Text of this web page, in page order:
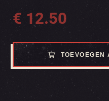
€ 12.50
TOEVOEGEN